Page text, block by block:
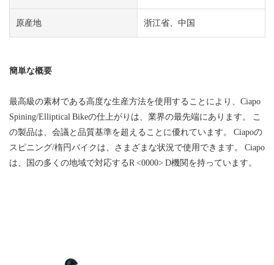
原産地 浙江省、中国
簡単な概要
最高級の素材である高度な生産方法を使用することにより、Ciapo
Spining/Elliptical Bikeの仕上がりは、業界の最先端にあります。 こ
の製品は、会議と品質基準を超えることに優れています。 Ciapoの
スピニング/楕円バイクは、さまざまな状況で使用できます。 Ciapo
は、国の多くの地域で対応するR <0000> D機関を持っています。